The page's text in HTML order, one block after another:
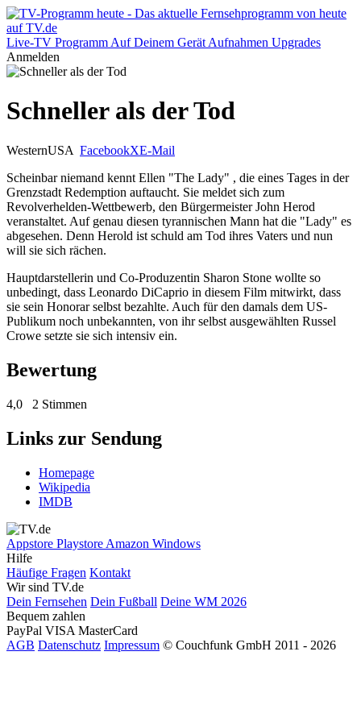
Live-TV Programm Auf Deinem Gerät Aufnahmen Upgrades
Anmelden
Schneller als der Tod
WesternUSA FacebookXE-Mail
Scheinbar niemand kennt Ellen "The Lady" , die eines Tages in der
Grenzstadt Redemption auftaucht. Sie meldet sich zum
Revolverhelden-Wettbewerb, den Bürgermeister John Herod
veranstaltet. Auf genau diesen tyrannischen Mann hat die "Lady" es
abgesehen. Denn Herold ist schuld am Tod ihres Vaters und nun
will sie sich rächen.
Hauptdarstellerin und Co-Produzentin Sharon Stone wollte so
unbedingt, dass Leonardo DiCaprio in diesem Film mitwirkt, dass
sie sein Honorar selbst bezahlte. Auch für den damals dem US-
Publikum noch unbekannten, von ihr selbst ausgewählten Russel
Crowe setzte sie sich intensiv ein.
Bewertung
4,0 2 Stimmen
Links zur Sendung
Homepage
Wikipedia
IMDB
Appstore Playstore Amazon Windows
Hilfe
Häufige Fragen Kontakt
Wir sind TV.de
Dein Fernsehen Dein Fußball Deine WM 2026
Bequem zahlen
PayPal VISA MasterCard
AGB Datenschutz Impressum © Couchfunk GmbH 2011 - 2026